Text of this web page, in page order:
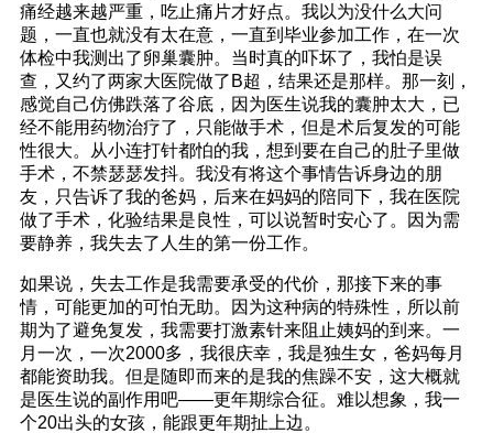
痛经越来越严重，吃止痛片才好点。我以为没什么大问
题，一直也就没有太在意，一直到毕业参加工作，在一次
体检中我测出了卵巢囊肿。当时真的吓坏了，我怕是误
查，又约了两家大医院做了B超，结果还是那样。那一刻，
感觉自己仿佛跌落了谷底，因为医生说我的囊肿太大，已
经不能用药物治疗了，只能做手术，但是术后复发的可能
性很大。从小连打针都怕的我，想到要在自己的肚子里做
手术，不禁瑟瑟发抖。我没有将这个事情告诉身边的朋
友，只告诉了我的爸妈，后来在妈妈的陪同下，我在医院
做了手术，化验结果是良性，可以说暂时安心了。因为需
要静养，我失去了人生的第一份工作。
如果说，失去工作是我需要承受的代价，那接下来的事
情，可能更加的可怕无助。因为这种病的特殊性，所以前
期为了避免复发，我需要打激素针来阻止姨妈的到来。一
月一次，一次2000多，我很庆幸，我是独生女，爸妈每月
都能资助我。但是随即而来的是我的焦躁不安，这大概就
是医生说的副作用吧——更年期综合征。难以想象，我一
个20出头的女孩，能跟更年期扯上边。